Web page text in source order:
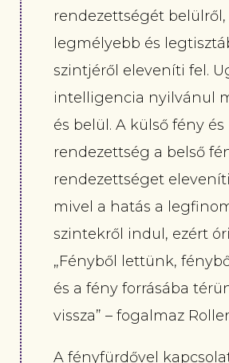
rendezettségét belülről,
legmélyebb és
szintjéről eleveníti fel.
intelligencia nyilvánul
és belül. A külső fény és
rendezettség a belső
rendezettséget
mivel a hatás a
szintekről indul, ezért
„Fényből lettünk,
és a fény forrásába
vissza” – fogalmaz
A fényfürdővel